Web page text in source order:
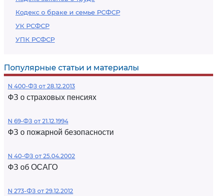
Кодекс о браке и семье РСФСР
УК РСФСР
УПК РСФСР
Популярные статьи и материалы
N 400-ФЗ от 28.12.2013
ФЗ о страховых пенсиях
N 69-ФЗ от 21.12.1994
ФЗ о пожарной безопасности
N 40-ФЗ от 25.04.2002
ФЗ об ОСАГО
N 273-ФЗ от 29.12.2012